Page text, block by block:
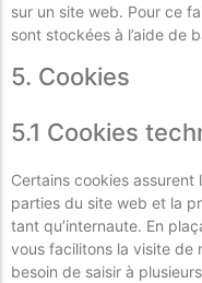
sur un site web. Pour ce
sont stockées à l’aide de
5. Cookies
5.1 Cookies
Certains cookies
parties du site web et la
tant qu’internaute. En
vous facilitons la visite de
besoin de saisir à